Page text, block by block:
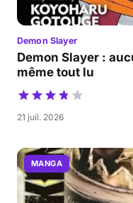
Demon Slayer
Demon Slayer :
même tout lu
21 juil. 2026
MANGA